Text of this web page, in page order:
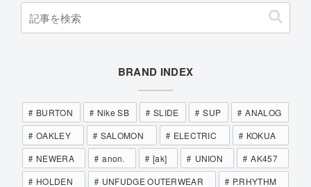
BRAND INDEX
BURTON Nike SB SLIDE SUP
ANALOG
OAKLEY
SALOMON ELECTRIC
KOKUA
NEWERA
anon. [ak] UNION
AK457
HOLDEN
UNFUDGE OUTERWEAR
P.RHYTHM